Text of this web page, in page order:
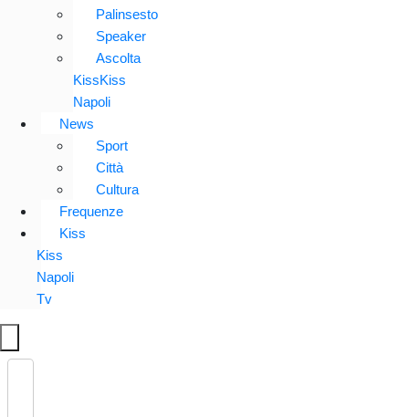
Palinsesto
Speaker
Ascolta
KissKiss
Napoli
News
Sport
Città
Cultura
Frequenze
Kiss
Kiss
Napoli
Tv